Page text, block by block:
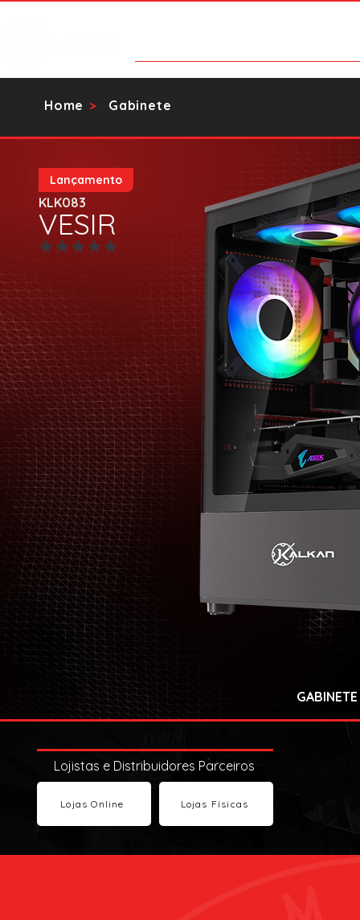
>
Home Gabinete
VESIR
Ainda sem avaliações
KLK083
Lançamento
Lojistas e Distribuidores Parceiros
Lojas Online Lojas Físicas